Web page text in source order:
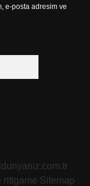
e-posta adresim ve
nttgame Sitemap